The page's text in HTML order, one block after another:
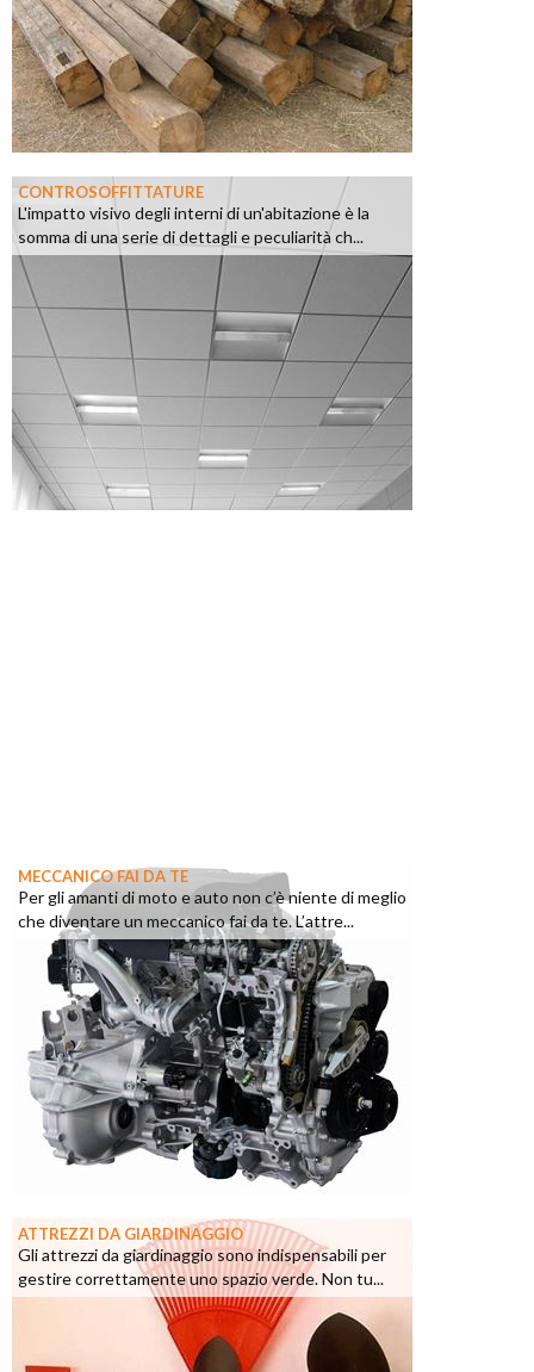
CONTROSOFFITTATURE
L'impatto visivo degli interni di un'abitazione è la
somma di una serie di dettagli e peculiarità ch...
MECCANICO FAI DA TE
Per gli amanti di moto e auto non c’è niente di meglio
che diventare un meccanico fai da te. L’attre...
ATTREZZI DA GIARDINAGGIO
Gli attrezzi da giardinaggio sono indispensabili per
gestire correttamente uno spazio verde. Non tu...